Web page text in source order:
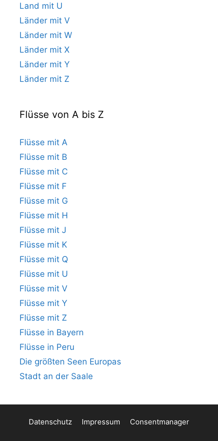
Land mit U
Länder mit V
Länder mit W
Länder mit X
Länder mit Y
Länder mit Z
Flüsse von A bis Z
Flüsse mit A
Flüsse mit B
Flüsse mit C
Flüsse mit F
Flüsse mit G
Flüsse mit H
Flüsse mit J
Flüsse mit K
Flüsse mit Q
Flüsse mit U
Flüsse mit V
Flüsse mit Y
Flüsse mit Z
Flüsse in Bayern
Flüsse in Peru
Die größten Seen Europas
Stadt an der Saale
Datenschutz Impressum Consentmanager